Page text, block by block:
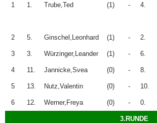
1 1. Trube,Ted (1) - 4.
2 5. Ginschel,Leonhard (1) - 2.
3 3. Würzinger,Leander (1) - 6.
4 11. Jannicke,Svea (0) - 8.
5 13. Nutz,Valentin (0) - 10.
6 12. Werner,Freya (0) - 0.
3.RUNDE